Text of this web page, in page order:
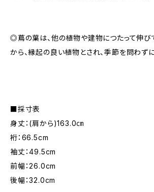
◎蔦の葉は、他の植物や建物につたって伸び
から、縁起の良い植物とされ、季節を問わず
■採寸表
身丈：(肩から)163.0㎝
裄：66.5cm
袖丈：49.5cm
前幅：26.0cm
後幅：32.0cm